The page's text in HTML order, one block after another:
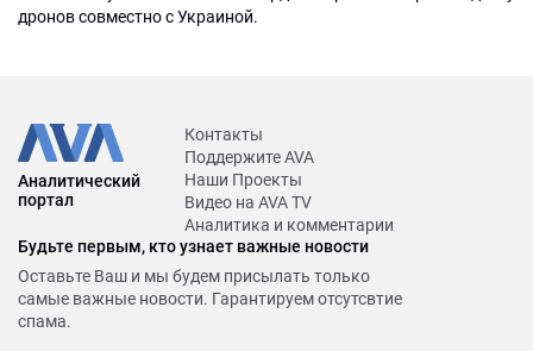
дронов совместно с Украиной.
Аналитический
портал
Контакты
Поддержите AVA
Наши Проекты
Видео на AVA TV
Аналитика и комментарии
Будьте первым, кто узнает важные новости
Оставьте Ваш и мы будем присылать только
самые важные новости. Гарантируем отсутсвтие
спама.